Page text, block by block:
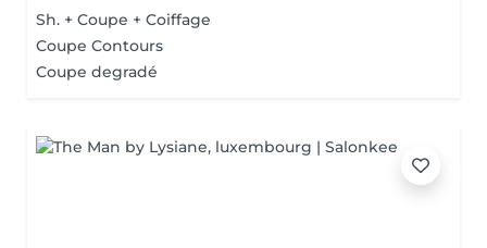
Sh. + Coupe + Coiffage
Coupe Contours
Coupe degradé